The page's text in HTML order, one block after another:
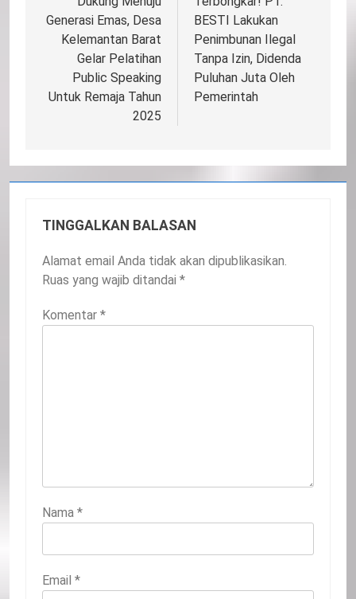
Generasi Emas, Desa
Kelemantan Barat
Gelar Pelatihan
Public Speaking
Untuk Remaja Tahun
2025
BESTI Lakukan
Penimbunan Ilegal
Tanpa Izin, Didenda
Puluhan Juta Oleh
Pemerintah
TINGGALKAN BALASAN
Alamat email Anda tidak akan dipublikasikan.
Ruas yang wajib ditandai *
Komentar *
Nama *
Email *